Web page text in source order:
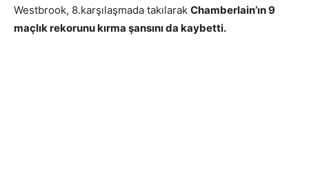
Westbrook, 8.karşılaşmada takılarak Chamberlain’ın 9
maçlık rekorunu kırma şansını da kaybetti.